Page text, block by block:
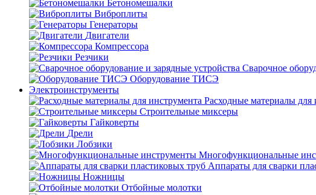
Бетономешалки
Виброплиты
Генераторы
Двигатели
Компрессора
Резчики
Сварочное
Оборудование ТИСЭ
Электроинструменты
Расходные материалы для
Строительные миксеры
Гайковерты
Дрели
Лобзики
Многофункциональные
Аппараты для сварки
Ножницы
Отбойные молотки